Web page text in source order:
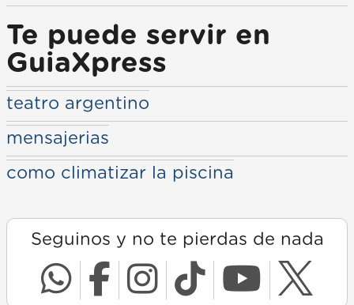
Te puede servir en
GuiaXpress
teatro argentino
mensajerias
como climatizar la piscina
Seguinos y no te pierdas de nada